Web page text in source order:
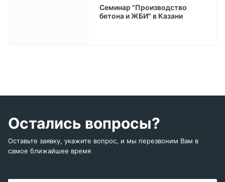
Семинар "Производство
бетона и ЖБИ" в Казани
Остались вопросы?
Оставьте заявку, укажите вопрос, и мы перезвоним Вам в
самое ближайшее время